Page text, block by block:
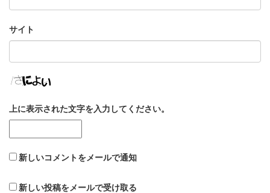
サイト
上に表示された文字を入力してください。
新しいコメントをメールで通知
新しい投稿をメールで受け取る